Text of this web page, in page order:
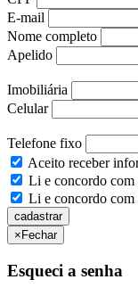
E-mail
Nome completo
Apelido
Imobiliária
Celular
Telefone fixo
Aceito receber
Li e concordo com
Li e concordo com
× Fechar
Esqueci a senha